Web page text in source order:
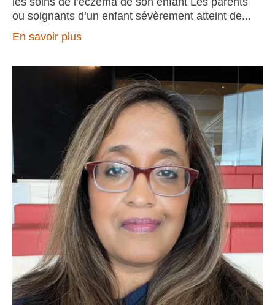
ou soignants d’un enfant sévèrement atteint de
En savoir plus